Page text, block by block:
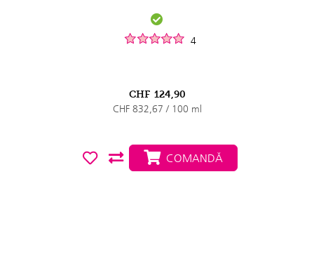
4
CHF 124,90
CHF 832,67 / 100 ml
COMANDĂ